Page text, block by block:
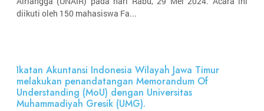
diikuti oleh 150 mahasiswa Fa...
Ikatan Akuntansi Indonesia Wilayah Jawa Timur
melakukan penandatangan Memorandum Of
Understanding (MoU) dengan Universitas
Muhammadiyah Gresik (UMG).